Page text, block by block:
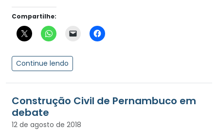
Compartilhe:
Continue lendo
Construção Civil de Pernambuco em
debate
12 de agosto de 2018